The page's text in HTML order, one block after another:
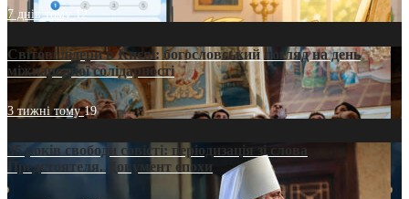
7 днів тому12
Світові лідери в Києві: богословський погляд на день
міжнародної солідарності
3 тижні тому19
35 років свободи совісті: періодизація зі слова
Предстоятеля. Документ епохи